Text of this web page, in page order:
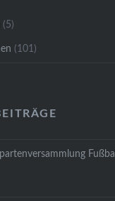
(5)
(101)
Fußball